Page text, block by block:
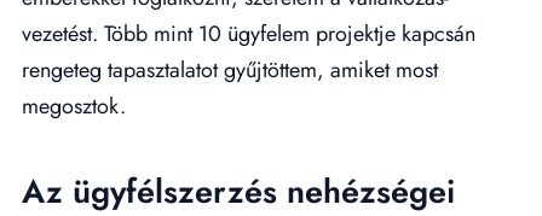
vezetést. Több mint 10 ügyfelem projektje kapcsán
rengeteg tapasztalatot gyűjtöttem, amiket most
megosztok.
Az ügyfélszerzés nehézségei